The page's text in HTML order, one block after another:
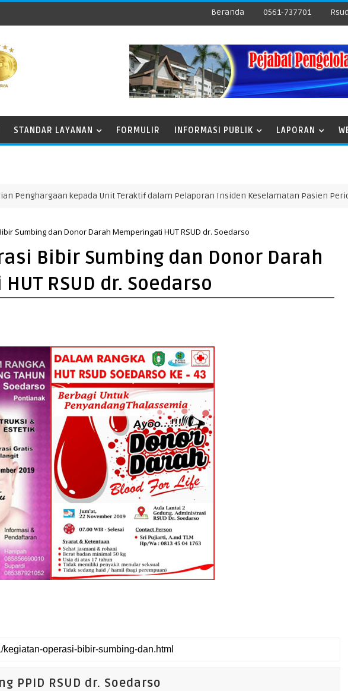
Beranda 0561-737701
STANDAR LAYANAN FORMULIR INFORMASI PUBLIK LAPORAN
kepada Unit Teraktif dalam Pelaporan Insiden Keselamatan Pasien Periode
Sumbing dan Donor Darah Memperingati HUT RSUD dr. Soedarso
Bibir Sumbing dan Donor Darah
RSUD dr. Soedarso
PPID RSUD dr. Soedarso